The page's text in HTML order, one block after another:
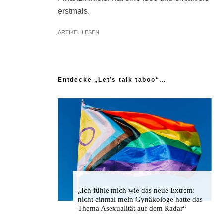
erstmals.
ARTIKEL LESEN
Entdecke „Let’s talk taboo“…
„Ich fühle mich wie das neue Extrem:
nicht einmal mein Gynäkologe hatte das
Thema Asexualität auf dem Radar“